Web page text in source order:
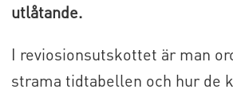
utlåtande.
I reviosionsutskottet är man
strama tidtabellen och hur de